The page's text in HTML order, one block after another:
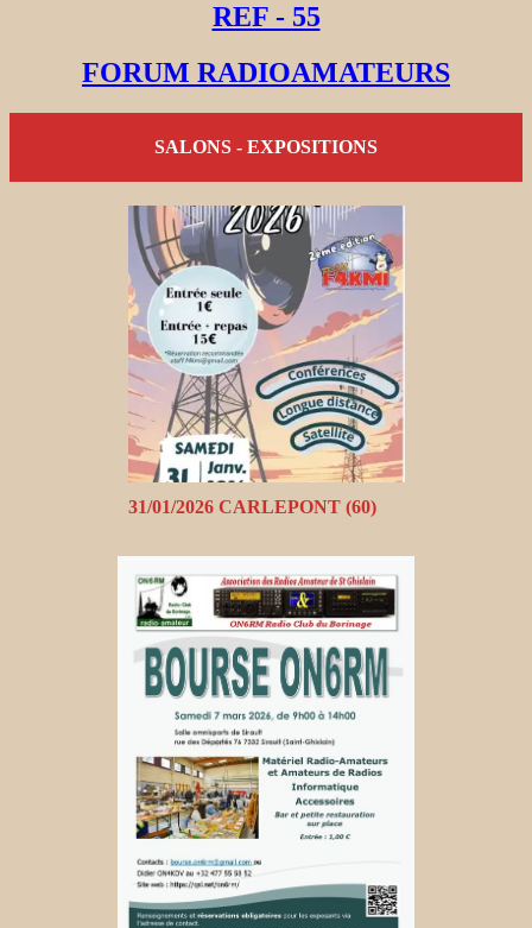
REF - 55
FORUM RADIOAMATEURS
SALONS - EXPOSITIONS
31/01/2026 CARLEPONT (60)